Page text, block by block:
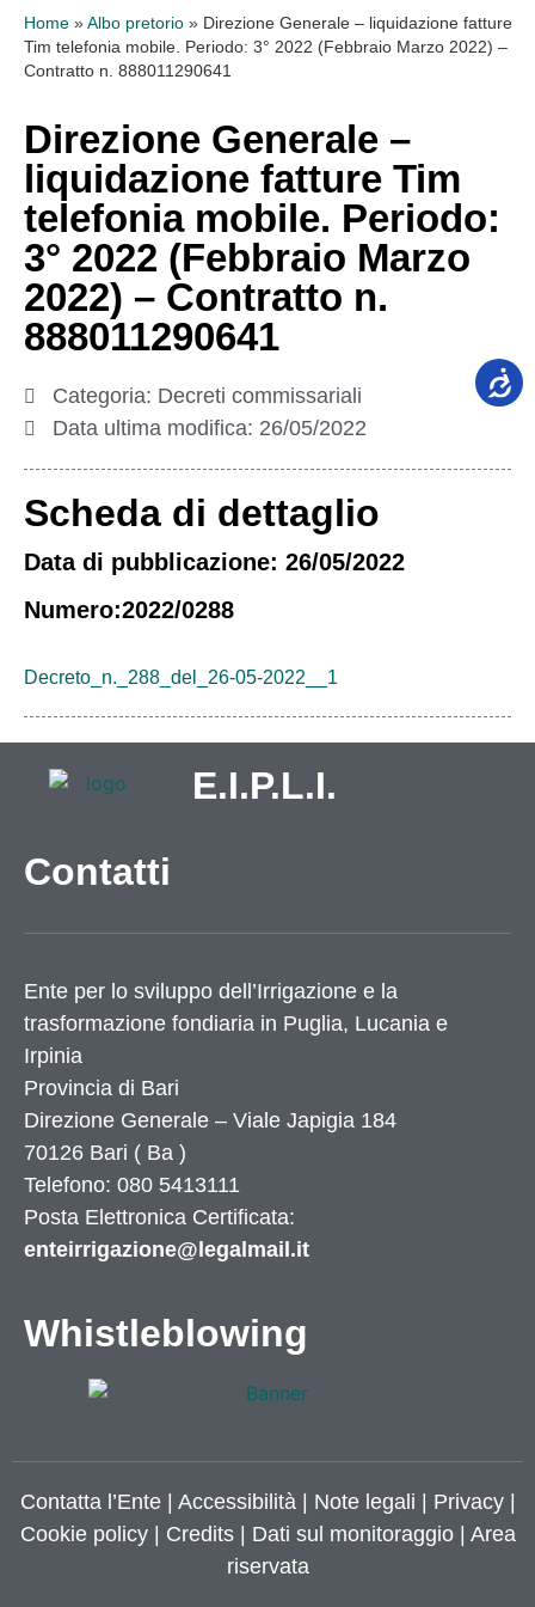
Home » Albo pretorio » Direzione Generale – liquidazione fatture
Tim telefonia mobile. Periodo: 3° 2022 (Febbraio Marzo 2022) –
Contratto n. 888011290641
Direzione Generale –
liquidazione fatture Tim
telefonia mobile. Periodo:
3° 2022 (Febbraio Marzo
2022) – Contratto n.
888011290641
Categoria: Decreti commissariali
Data ultima modifica: 26/05/2022
Scheda di dettaglio
Data di pubblicazione: 26/05/2022
Numero:2022/0288
Decreto_n._288_del_26-05-2022__1
E.I.P.L.I.
Contatti
Ente per lo sviluppo dell’Irrigazione e la
trasformazione fondiaria in Puglia, Lucania e
Irpinia
Provincia di Bari
Direzione Generale – Viale Japigia 184
70126 Bari ( Ba )
Telefono: 080 5413111
Posta Elettronica Certificata:
enteirrigazione@legalmail.it
Whistleblowing
Contatta l’Ente| Accessibilità | Note legali | Privacy|
Cookie policy| Credits| Dati sul monitoraggio | Area
riservata